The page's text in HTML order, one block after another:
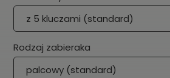
z 5 kluczami (standard)
Rodzaj zabieraka
palcowy (standard)